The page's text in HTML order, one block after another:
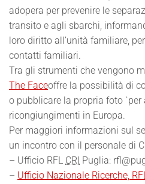
adopera per prevenire le
transito e agli sbarchi,
loro diritto all’unità familiare,
contatti familiari.
Tra gli strumenti che vengono
The Faceoffre la possibilità di
o pubblicare la propria foto `per
ricongiungimenti in Europa.
Per maggiori informazioni sul
un incontro con il personale di
– Ufficio RFL CRI Puglia:
– Ufficio Nazionale Ricerche,